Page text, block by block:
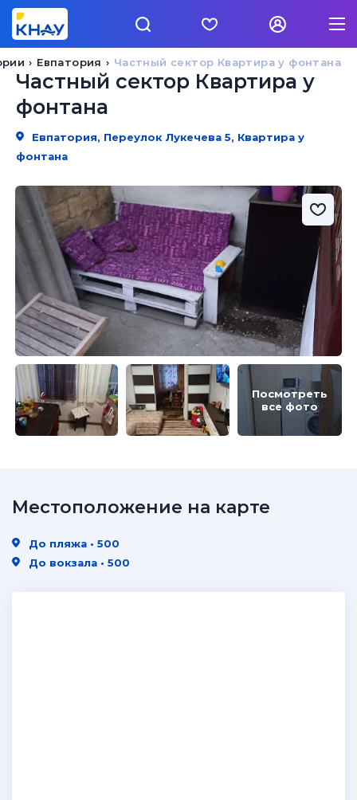
Частный сектор Квартира у фонтана
Евпатория
Частный сектор Квартира у
фонтана
Евпатория, Переулок Лукечева 5, Квартира у
фонтана
Посмотреть
все фото
Местоположение на карте
До пляжа • 500
До вокзала • 500